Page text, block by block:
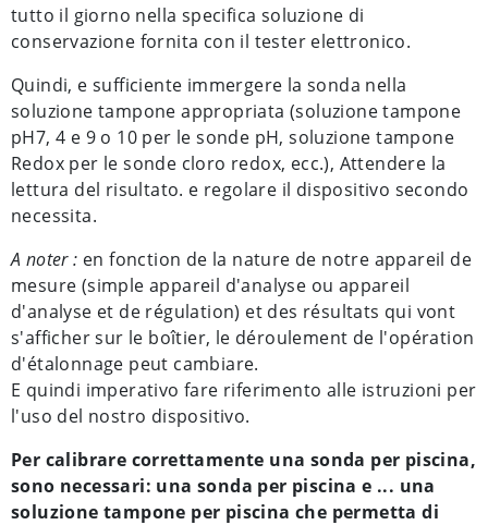
tutto il giorno nella specifica soluzione di
conservazione fornita con il tester elettronico.
Quindi, e sufficiente immergere la sonda nella
soluzione tampone appropriata (soluzione tampone
pH7, 4 e 9 o 10 per le sonde pH, soluzione tampone
Redox per le sonde cloro redox, ecc.), Attendere la
lettura del risultato. e regolare il dispositivo secondo
necessita.
A noter : en fonction de la nature de notre appareil de
mesure (simple appareil d'analyse ou appareil
d'analyse et de régulation) et des résultats qui vont
s'afficher sur le boîtier, le déroulement de l'opération
d'étalonnage peut cambiare.
E quindi imperativo fare riferimento alle istruzioni per
l'uso del nostro dispositivo.
Per calibrare correttamente una sonda per piscina,
sono necessari: una sonda per piscina e ... una
soluzione tampone per piscina che permetta di